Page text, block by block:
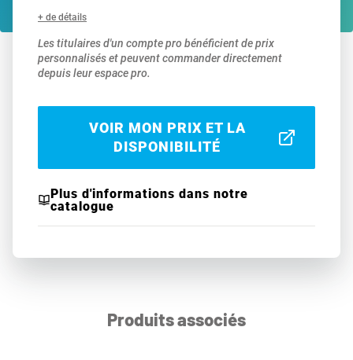
+ de détails
Les titulaires d'un compte pro bénéficient de prix
personnalisés et peuvent commander directement
depuis leur espace pro.
VOIR MON PRIX ET LA
DISPONIBILITÉ
Plus d'informations dans notre
catalogue
Produits associés